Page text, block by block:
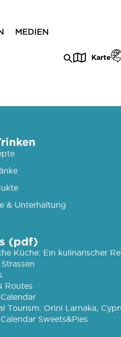
MEDIEN
Karte
& Unterhaltung
(pdf)
Küche: Ein kulinarischer
Routes
Tourism: Orini Larnaka,
Sweets&Pies